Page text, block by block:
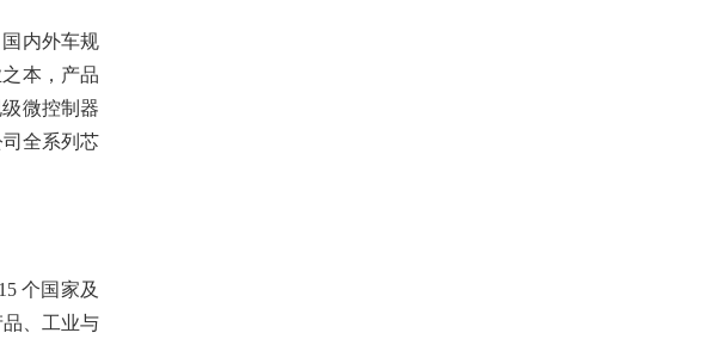
内外车规
本，产品
微控制器
全系列芯
个国家及
、工业与